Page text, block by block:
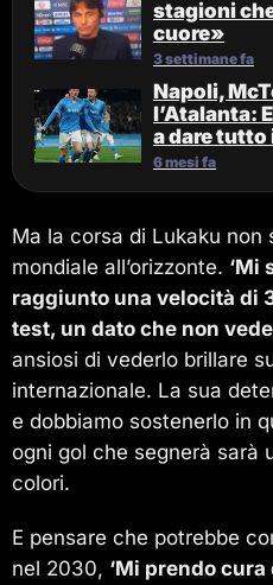
stagioni
cuore»
3 settimane fa
Napoli,
l’Atalanta:
a dare tutto
6 mesi fa
Ma la corsa di Lukaku non
mondiale all’orizzonte. ‘Mi
raggiunto una velocità di
test, un dato che non
ansiosi di vederlo brillare
internazionale. La sua
e dobbiamo sostenerlo in
ogni gol che segnerà sarà
colori.
E pensare che potrebbe
nel 2030, ‘Mi prendo